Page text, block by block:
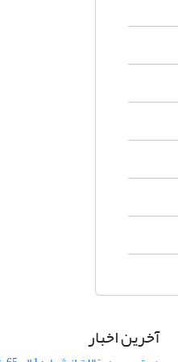
آخرین اخبار